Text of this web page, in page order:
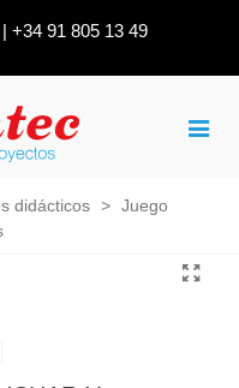
| +34 91 805 13 49
didácticos > Juego